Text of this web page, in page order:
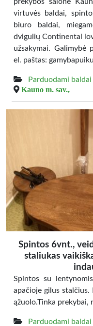
virtuvės baldai,
biuro baldai,
dvigulių Continental
užsakymai. Galimybė
el. paštas:
Parduodami baldai
Kauno m. sav.,
Spintos 6vnt.,
staliukas
Spintos su
apačioje gilus
ąžuolo.Tinka prekybai,
Parduodami baldai